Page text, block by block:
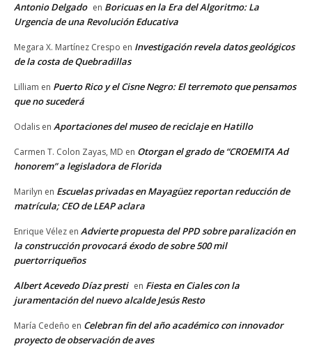
Antonio Delgado en Boricuas en la Era del Algoritmo: La
Urgencia de una Revolución Educativa
Megara X. Martínez Crespo en Investigación revela datos geológicos
de la costa de Quebradillas
Lilliam en Puerto Rico y el Cisne Negro: El terremoto que pensamos
que no sucederá
Odalis en Aportaciones del museo de reciclaje en Hatillo
Carmen T. Colon Zayas, MD en Otorgan el grado de “CROEMITA Ad
honorem” a legisladora de Florida
Marilyn en Escuelas privadas en Mayagüez reportan reducción de
matrícula; CEO de LEAP aclara
Enrique Vélez en Advierte propuesta del PPD sobre paralización en
la construcción provocará éxodo de sobre 500 mil
puertorriqueños
Albert Acevedo Díaz presti en Fiesta en Ciales con la
juramentación del nuevo alcalde Jesús Resto
María Cedeño en Celebran fin del año académico con innovador
proyecto de observación de aves